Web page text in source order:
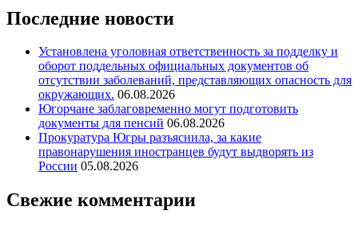
Последние новости
Установлена уголовная ответственность за подделку и
оборот поддельных официальных документов об
отсутствии заболеваний, представляющих опасность для
окружающих. 06.08.2026
Югорчане заблаговременно могут подготовить
документы для пенсий 06.08.2026
Прокуратура Югры разъяснила, за какие
правонарушения иностранцев будут выдворять из
России 05.08.2026
Свежие комментарии